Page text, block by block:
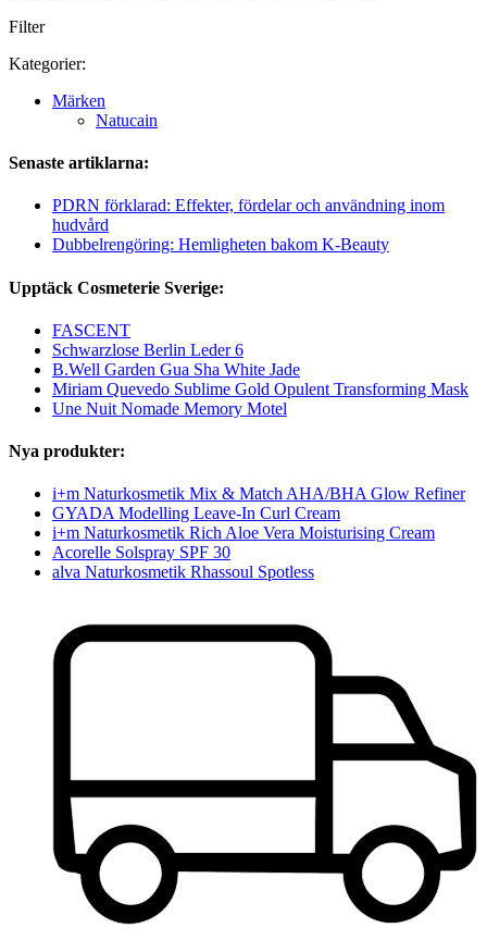
Filter
Kategorier:
Märken
Natucain
Senaste artiklarna:
PDRN förklarad: Effekter, fördelar och användning inom
hudvård
Dubbelrengöring: Hemligheten bakom K-Beauty
Upptäck Cosmeterie Sverige:
FASCENT
Schwarzlose Berlin Leder 6
B.Well Garden Gua Sha White Jade
Miriam Quevedo Sublime Gold Opulent Transforming Mask
Une Nuit Nomade Memory Motel
Nya produkter:
i+m Naturkosmetik Mix & Match AHA/BHA Glow Refiner
GYADA Modelling Leave-In Curl Cream
i+m Naturkosmetik Rich Aloe Vera Moisturising Cream
Acorelle Solspray SPF 30
alva Naturkosmetik Rhassoul Spotless